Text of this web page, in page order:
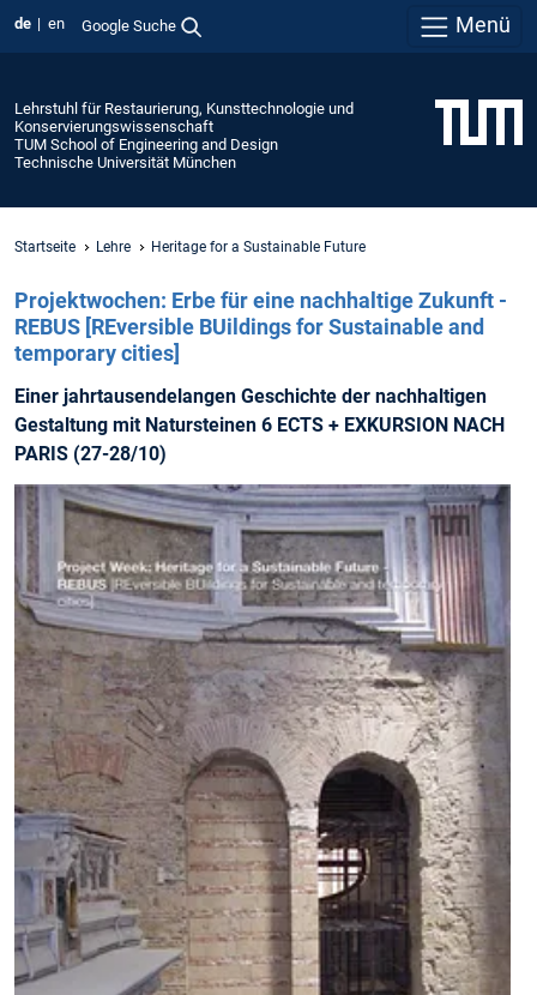
de en Google Suche Menü
Lehrstuhl für Restaurierung, Kunsttechnologie und
Konservierungswissenschaft
TUM School of Engineering and Design
Technische Universität München
Startseite Lehre Heritage for a Sustainable Future
Projektwochen: Erbe für eine nachhaltige Zukunft -
REBUS [REversible BUildings for Sustainable and
temporary cities]
Einer jahrtausendelangen Geschichte der nachhaltigen
Gestaltung mit Natursteinen 6 ECTS + EXKURSION NACH
PARIS (27-28/10)